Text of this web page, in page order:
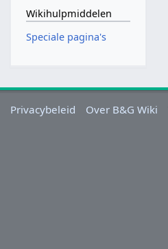
Wikihulpmiddelen
Speciale pagina's
Privacybeleid Over B&G Wiki